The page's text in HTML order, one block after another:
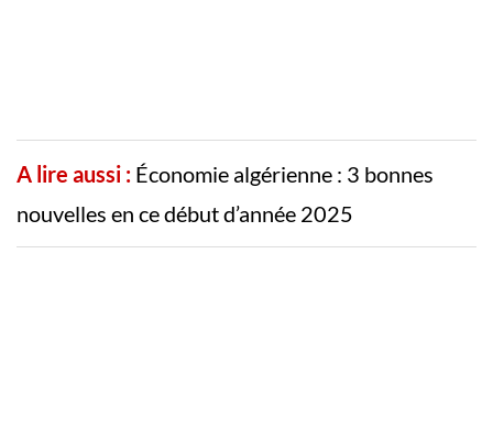
A lire aussi : Économie algérienne : 3 bonnes
nouvelles en ce début d’année 2025